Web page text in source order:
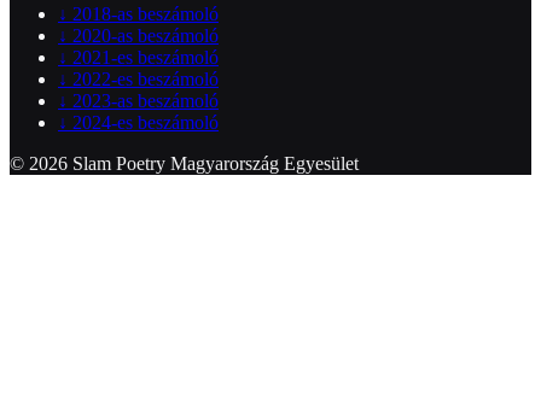
↓ 2018-as beszámoló
↓ 2020-as beszámoló
↓ 2021-es beszámoló
↓ 2022-es beszámoló
↓ 2023-as beszámoló
↓ 2024-es beszámoló
© 2026 Slam Poetry Magyarország Egyesület